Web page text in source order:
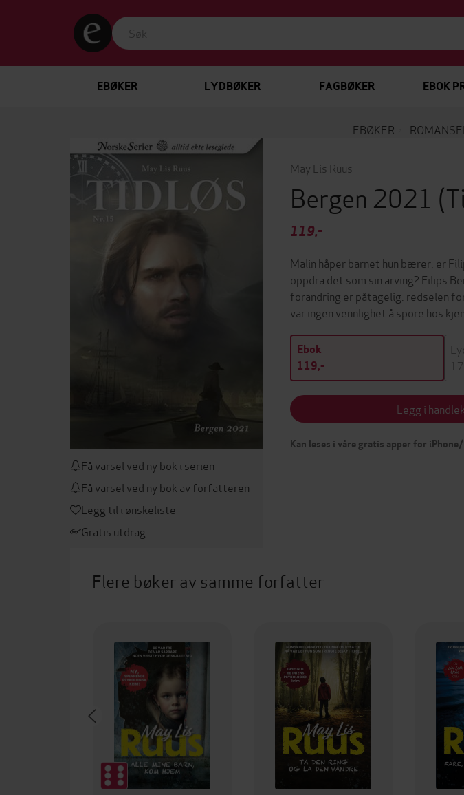
EBØKER LYDBØKER FAGBØKER EBOK
EBØKER
Få varsel ved ny bok i serien
Få varsel ved ny bok av forfatteren
Legg til i ønskeliste
Gratis utdrag
May Lis Ruus
Bergen 2021
119,-
Malin håper barnet hun bærer, er
oppdra det som sin arving? Filips
forandring er påtagelig: redselen
var ingen vennlighet å spore hos
Ebok
119,-
Legg i
Kan leses i våre gratis apper for
Flere bøker av samme forfatter